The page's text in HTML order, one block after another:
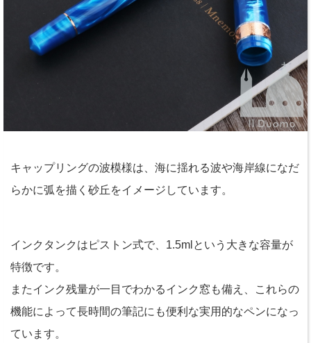
キャップリングの波模様は、海に揺れる波や海岸線になだ
らかに弧を描く砂丘をイメージしています。
インクタンクはピストン式で、1.5mlという大きな容量が
特徴です。
またインク残量が一目でわかるインク窓も備え、これらの
機能によって長時間の筆記にも便利な実用的なペンになっ
ています。